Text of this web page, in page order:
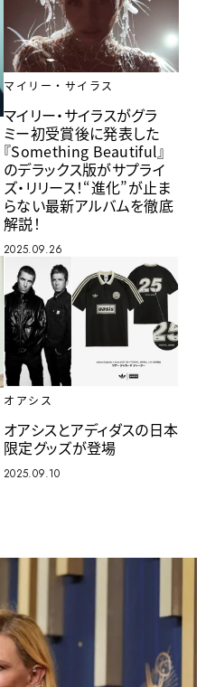
マイリー・サイラス
マイリー・サイラスがグラ
ミー初受賞後に発表した
『Something Beautiful』
のデラックス版がサプライ
ズ・リリース！“進化”が止ま
らない最新アルバムを徹底
解説！
2025.09.26
オアシス
オアシスとアディダスの日本
限定グッズが登場
2025.09.10